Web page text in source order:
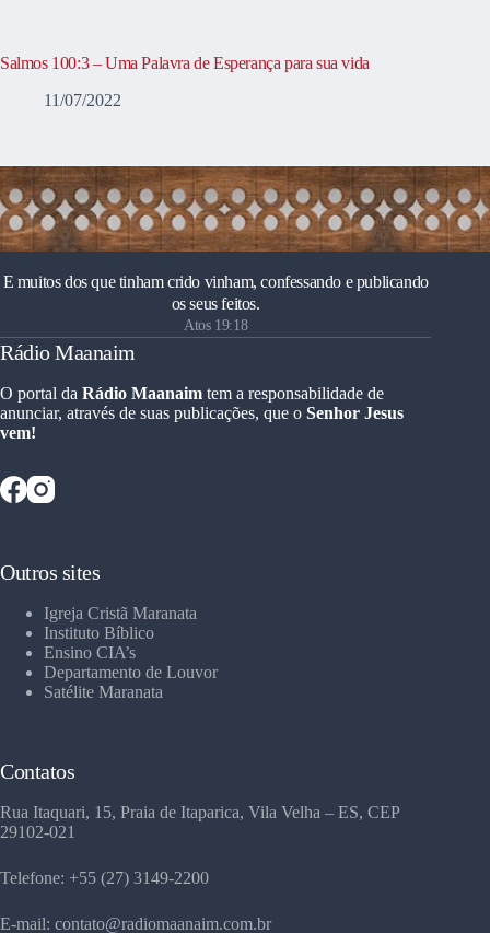
Salmos 100:3 – Uma Palavra de Esperança para sua vida
11/07/2022
E muitos dos que tinham crido vinham, confessando e publicando
os seus feitos.
Atos 19:18
Rádio Maanaim
O portal da Rádio Maanaim tem a responsabilidade de
anunciar, através de suas publicações, que o Senhor Jesus
vem!
Outros sites
Igreja Cristã Maranata
Instituto Bíblico
Ensino CIA’s
Departamento de Louvor
Satélite Maranata
Contatos
Rua Itaquari, 15, Praia de Itaparica, Vila Velha – ES, CEP
29102-021
Telefone: +55 (27) 3149-2200
E-mail: contato@radiomaanaim.com.br